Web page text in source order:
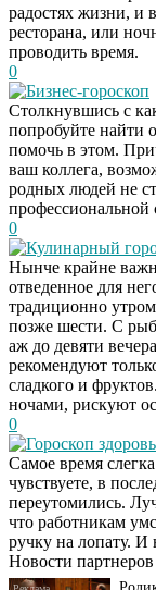
радостях жизни, и
ресторана, или
проводить время.
0
Бизнес-гороскоп
Столкнувшись с
попробуйте найти
помочь в этом.
ваш коллега,
родных людей не
профессиональной
0
Кулинарный
Нынче крайне
отведенное для
традиционно
позже шести. С
аж до девяти
рекомендуют
сладкого и
ночами, рискуют
0
Гороскоп
Самое время
чувствуете, в
переутомились.
что работникам
ручку на лопату. И
Новости партнеров
люди
их